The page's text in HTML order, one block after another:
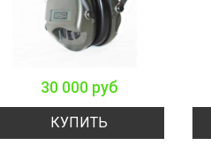
30 000 руб
КУПИТЬ